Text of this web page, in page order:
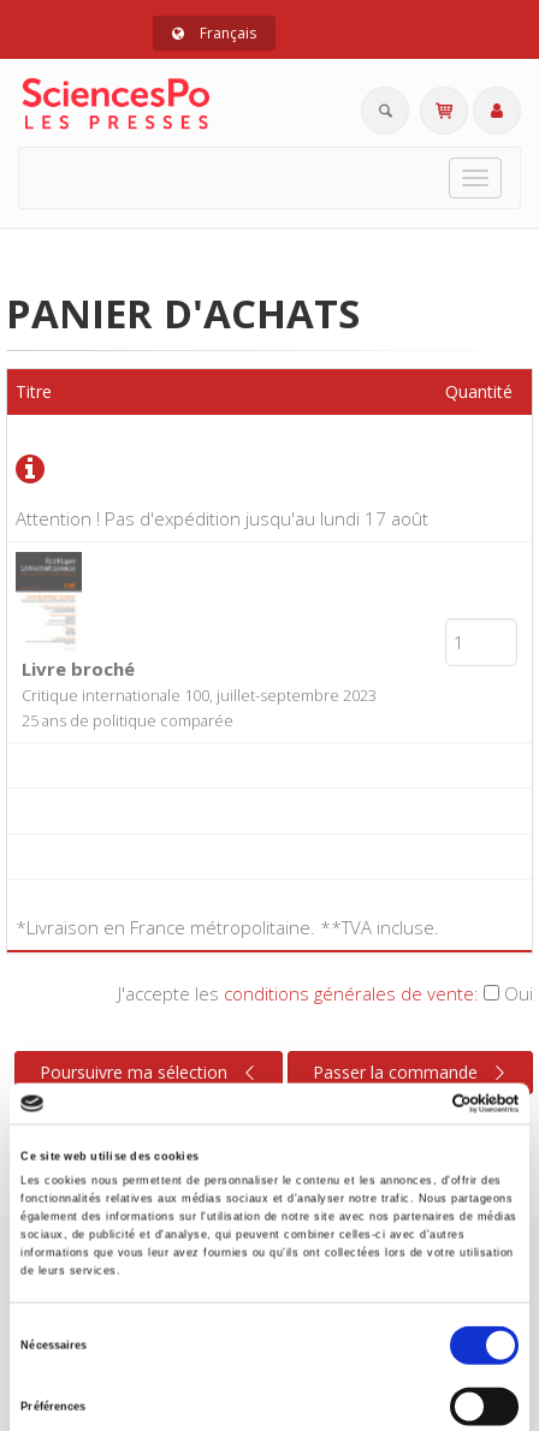
Ce site web utilise des cookies
Les cookies nous permettent de personnaliser le contenu et les annonces, d'offrir des
fonctionnalités relatives aux médias sociaux et d'analyser notre trafic. Nous partageons
également des informations sur l'utilisation de notre site avec nos partenaires de médias
sociaux, de publicité et d'analyse, qui peuvent combiner celles-ci avec d'autres
informations que vous leur avez fournies ou qu'ils ont collectées lors de votre utilisation
de leurs services.
Nécessaires
Préférences
Français
Toggle
PANIER D'ACHATS
Attention ! Pas d'expédition jusqu'au lundi 17 août
Titre Quantité
Livre broché
Critique internationale 100, juillet-septembre 2023
25 ans de politique comparée
*Livraison en France métropolitaine. **TVA incluse.
J'accepte les conditions générales de vente: Oui
Poursuivre ma sélection Passer la commande
Maison d'édition dédiée aux sciences humaines et sociales, les
Presses de Sciences Po participent depuis leur création en 1976
à la transmission des savoirs et des idées